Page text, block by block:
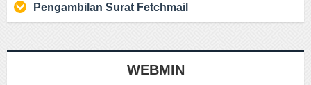
Pengambilan Surat Fetchmail
WEBMIN